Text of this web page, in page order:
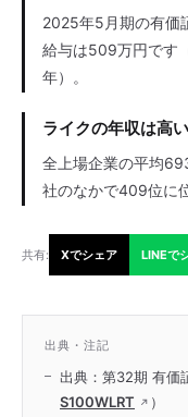
2025年5月期の有価
給与は509万円です
年）。
ライクの年収は高
全上場企業の平均
社のなかで409位に
共有: Xでシェア LINEで
出典・注記
出典：第32期 有価
S100WLRT
）